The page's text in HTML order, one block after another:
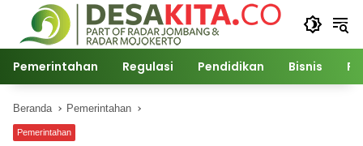
Langsung
konten
Pemerintahan Regulasi Pendidikan Bisnis
Beranda Pemerintahan
Pemerintahan